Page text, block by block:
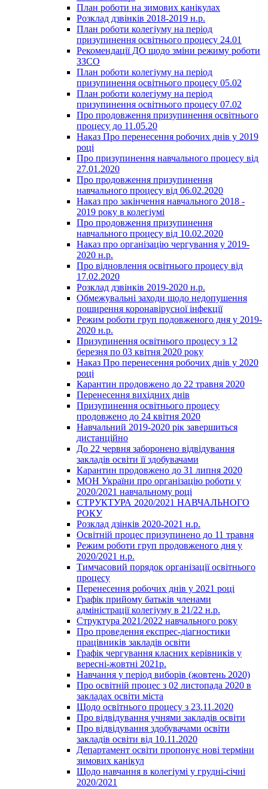
План роботи на зимових канікулах
Розклад дзвінків 2018-2019 н.р.
План роботи колегіуму на період
призупинення освітнього процесу 24.01
Рекомендації ДО щодо зміни режиму роботи
ЗЗСО
План роботи колегіуму на період
призупинення освітнього процесу 05.02
План роботи колегіуму на період
призупинення освітнього процесу 07.02
Про продовження призупинення освітнього
процесу до 11.05.20
Наказ Про перенесення робочих днів у 2019
році
Про призупинення навчального процесу від
27.01.2020
Про продовження призупинення
навчального процесу від 06.02.2020
Наказ про закінчення навчального 2018 -
2019 року в колегіумі
Про продовження призупинення
навчального процесу від 10.02.2020
Наказ про організацію чергування у 2019-
2020 н.р.
Про відновлення освітнього процесу від
17.02.2020
Розклад дзвінків 2019-2020 н.р.
Обмежувальні заходи щодо недопушення
поширення коронавірусної інфекції
Режим роботи груп подовженого дня у 2019-
2020 н.р.
Призупинення освітнього процесу з 12
березня по 03 квітня 2020 року
Наказ Про перенесення робочих днів у 2020
році
Карантин продовжено до 22 травня 2020
Перенесення вихідних днів
Призупинення освітнього процесу
продовжено до 24 квітня 2020
Навчальний 2019-2020 рік завершиться
дистанційно
До 22 червня заборонено відвідування
закладів освіти її здобувачами
Карантин продовжено до 31 липня 2020
МОН України про організацію роботи у
2020/2021 навчальному році
СТРУКТУРА 2020/2021 НАВЧАЛЬНОГО
РОКУ
Розклад дзінків 2020-2021 н.р.
Освітній процес призупинено до 11 травня
Режим роботи груп продовженого дня у
2020/2021 н.р.
Тимчасовий порядок організації освітнього
процесу
Перенесення робочих днів у 2021 році
Графік прийому батьків членами
адміністрації колегіуму в 21/22 н.р.
Структура 2021/2022 навчального року
Про проведення експрес-діагностики
працівників закладів освіти
Графік чергування класних керівників у
вересні-жовтні 2021р.
Навчання у період виборів (жовтень 2020)
Про освітній процес з 02 листопада 2020 в
закладах освіти міста
Щодо освітнього процесу з 23.11.2020
Про відвідування учнями закладів освіти
Про відвідування здобувачами освіти
закладів освіти від 10.11.2020
Департамент освіти пропонує нові терміни
зимових канікул
Щодо навчання в колегіумі у грудні-січні
2020/2021